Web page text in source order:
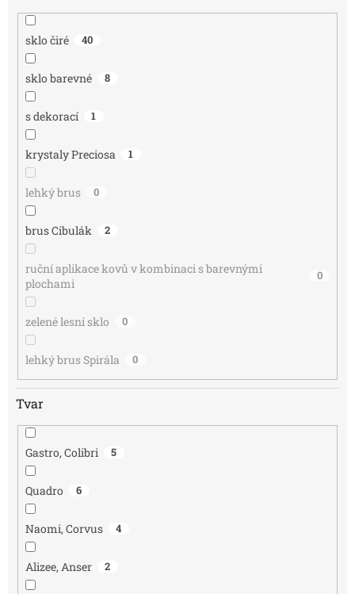
sklo čiré 40
sklo barevné 8
s dekorací 1
krystaly Preciosa 1
lehký brus 0
brus Cibulák 2
ruční aplikace kovů v kombinaci s barevnými
plochami
0
zelené lesní sklo 0
lehký brus Spirála 0
Tvar
Gastro, Colibri 5
Quadro 6
Naomi, Corvus 4
Alizee, Anser 2